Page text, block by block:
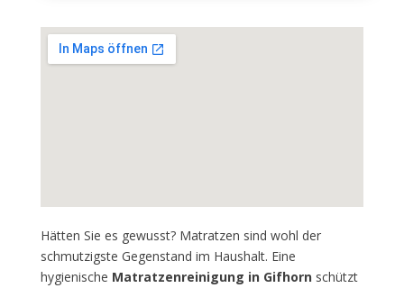
Hätten Sie es gewusst? Matratzen sind wohl der
schmutzigste Gegenstand im Haushalt. Eine
hygienische Matratzenreinigung in Gifhornschützt